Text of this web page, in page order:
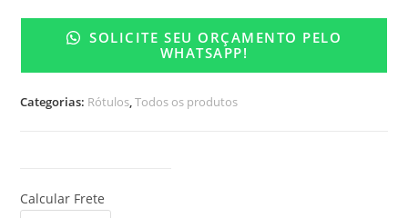
SOLICITE SEU ORÇAMENTO PELO
WHATSAPP!
Categorias: Rótulos,Todos os produtos
Calcular Frete